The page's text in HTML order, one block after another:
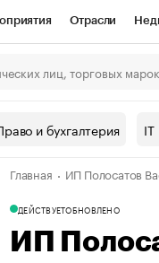
Отрасли
Спецпроекты Проверка
валюты
и бухгалтерия IT
Главная ИП Полосатов
ДЕЙСТВУЕТОБНОВЛЕНО
ИП